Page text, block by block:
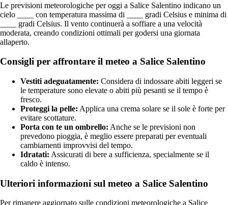
Le previsioni meteorologiche per oggi a Salice Salentino indicano un
cielo ____ con temperatura massima di ____ gradi Celsius e minima di
____ gradi Celsius. Il vento continuerà a soffiare a una velocità
moderata, creando condizioni ottimali per godersi una giornata
allaperto.
Consigli per affrontare il meteo a Salice Salentino
Vestiti adeguatamente: Considera di indossare abiti leggeri se
le temperature sono elevate o abiti più pesanti se il tempo è
fresco.
Proteggi la pelle: Applica una crema solare se il sole è forte per
evitare scottature.
Porta con te un ombrello: Anche se le previsioni non
prevedono pioggia, è meglio essere preparati per eventuali
cambiamenti improvvisi del tempo.
Idratati: Assicurati di bere a sufficienza, specialmente se il
caldo è intenso.
Ulteriori informazioni sul meteo a Salice Salentino
Per rimanere aggiornato sulle condizioni meteorologiche a Salice